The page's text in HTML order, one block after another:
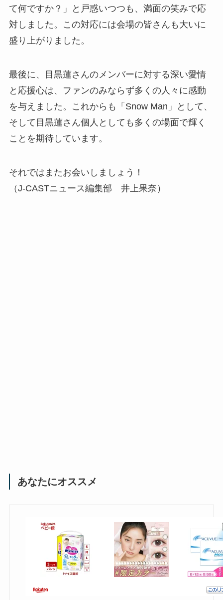
て何ですか？」と戸惑いつつも、満面の笑みで応
対しました。この対応には会場の皆さんも大いに
盛り上がりました。
最後に、目黒蓮さんのメンバーに対する深い愛情
と応援心は、ファンのみならず多くの人々に感動
を与えました。これからも「Snow Man」として、
そして目黒蓮さん個人としても多くの場面で輝く
ことを期待しています。
それではまたお会いしましょう！
（J-CASTニュース編集部 井上果奈）
あなたにオススメ